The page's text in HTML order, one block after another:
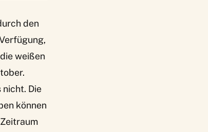
den
weißen
nicht. Die
können